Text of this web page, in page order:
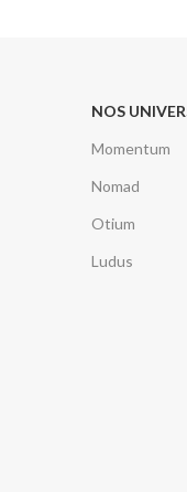
NOS
Momentum
Nomad
Otium
Ludus